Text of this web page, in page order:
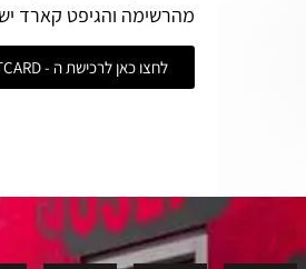
מהרשימה והגיפט קארד
לחצו כאן לרכישת ה - GIFTCARD